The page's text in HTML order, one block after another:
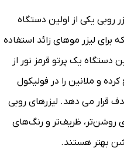
روبی یکی از اولین دستگاه
برای لیزر موهای زائد استفاده
دستگاه یک پرتو قرمز نور از
و ملانین را در فولیکول
قرار می دهد. لیزرهای روبی
روشن‌تر، ظریف‌تر و رنگ‌های
بهتر هستند.